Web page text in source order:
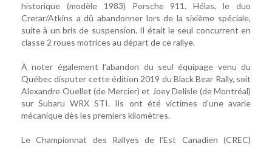
historique (modèle 1983) Porsche 911. Hélas, le duo
Crerar/Atkins a dû abandonner lors de la sixième spéciale,
suite à un bris de suspension. Il était le seul concurrent en
classe 2 roues motrices au départ de ce rallye.
À noter également l’abandon du seul équipage venu du
Québec disputer cette édition 2019 du Black Bear Rally, soit
Alexandre Ouellet (de Mercier) et Joey Delisle (de Montréal)
sur Subaru WRX STI. Ils ont été victimes d’une avarie
mécanique dès les premiers kilomètres.
Le Championnat des Rallyes de l’Est Canadien (CREC)